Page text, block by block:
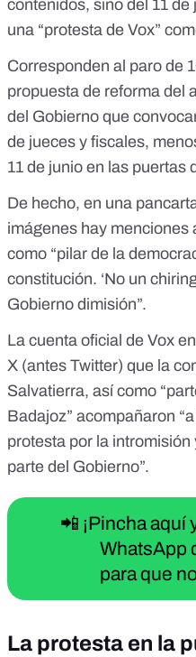
contenidos, sino del 11
una “protesta de Vox”
Corresponden al paro de
propuesta de reforma del
del Gobierno que
de jueces y fiscales,
11 de junio en las puertas
De hecho, en una
imágenes hay menciones
como “pilar de la
constitución. ‘No un
Gobierno dimisión”.
La cuenta oficial de Vox
X (antes Twitter) que la
Salvatierra, así como
Badajoz” acompañaron
protesta por la
parte del Gobierno”.
📲 ¡Pincha aquí
WhatsApp
para que
La protesta en la